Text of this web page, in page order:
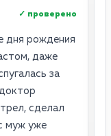
✓ проверено
дня рождения
даже
за
сделал
муж уже